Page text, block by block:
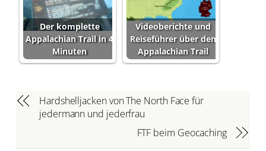
Der komplette
Appalachian Trail in 4
Minuten
Videoberichte und
Reiseführer über den
Appalachian Trail
Hardshelljacken von The North Face für
jedermann und jederfrau
FTF beim Geocaching